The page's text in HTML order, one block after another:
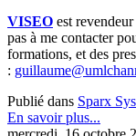
VISEO est
pas à me contacter
formations, et des
:
Publié dans Sparx
En savoir plus...